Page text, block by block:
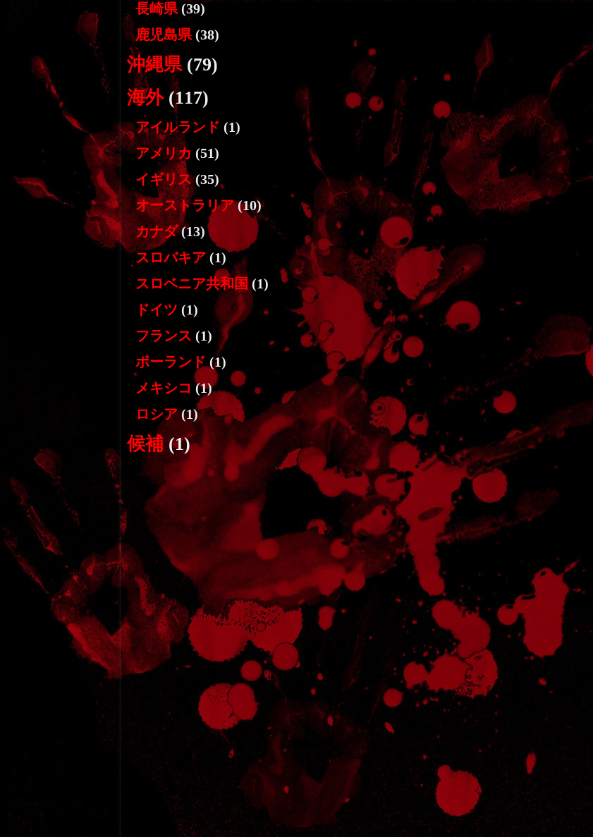
長崎県 (39)
鹿児島県 (38)
沖縄県(79)
海外(117)
アイルランド (1)
アメリカ (51)
イギリス(35)
オーストラリア(10)
カナダ(13)
スロバキア (1)
スロベニア共和国(1)
ドイツ (1)
フランス (1)
ポーランド (1)
メキシコ (1)
ロシア(1)
候補(1)